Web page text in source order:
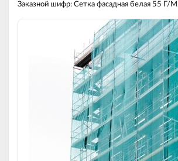
Заказной шифр: Сетка фасадная белая 55 Г/